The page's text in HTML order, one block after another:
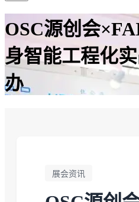
OSC源创会
身智能工程化
办
展会资讯